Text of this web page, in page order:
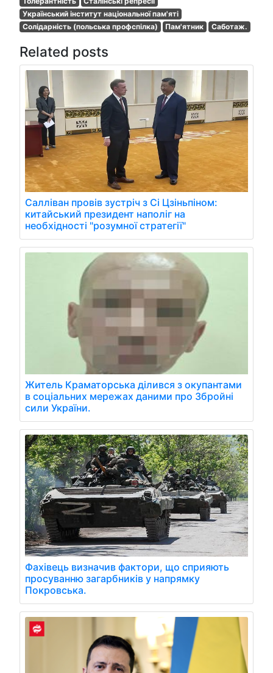
Український інститут національної пам'яті
Солідарність (польська профспілка)
Пам'ятник Саботаж.
Related posts
Салліван провів зустріч з Сі Цзіньпіном:
китайський президент наполіг на
необхідності "розумної стратегії"
Житель Краматорська ділився з окупантами
в соціальних мережах даними про Збройні
сили України.
Фахівець визначив фактори, що сприяють
просуванню загарбників у напрямку
Покровська.